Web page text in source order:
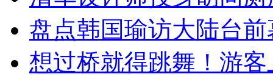
盘点韩国瑜访大陆台
想过桥就得跳舞！游客